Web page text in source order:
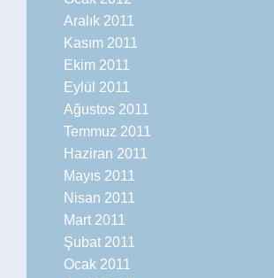
Aralık 2011
Kasım 2011
Ekim 2011
Eylül 2011
Ağustos 2011
Temmuz 2011
Haziran 2011
Mayıs 2011
Nisan 2011
Mart 2011
Şubat 2011
Ocak 2011